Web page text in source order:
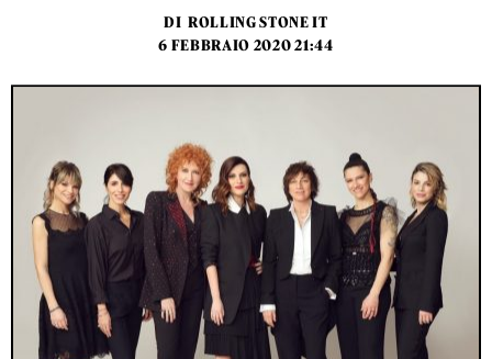
DI ROLLING STONE IT
6 FEBBRAIO 2020 21:44